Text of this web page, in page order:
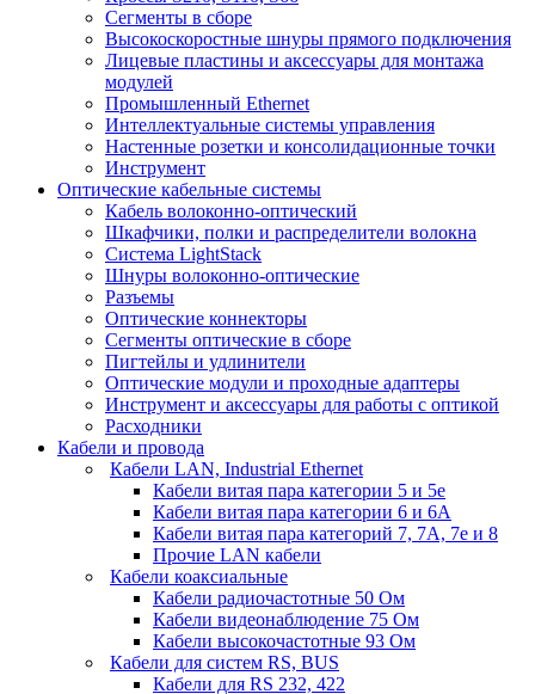
Сегменты в сборе
Высокоскоростные шнуры прямого подключения
Лицевые пластины и аксессуары для монтажа
модулей
Промышленный Ethernet
Интеллектуальные системы управления
Настенные розетки и консолидационные точки
Инструмент
Оптические кабельные системы
Кабель волоконно-оптический
Шкафчики, полки и распределители волокна
Система LightStack
Шнуры волоконно-оптические
Разъемы
Оптические коннекторы
Сегменты оптические в сборе
Пигтейлы и удлинители
Оптические модули и проходные адаптеры
Инструмент и аксессуары для работы с оптикой
Расходники
Кабели и провода
Кабели LAN, Industrial Ethernet
Кабели витая пара категории 5 и 5е
Кабели витая пара категории 6 и 6A
Кабели витая пара категорий 7, 7А, 7е и 8
Прочие LAN кабели
Кабели коаксиальные
Кабели радиочастотные 50 Ом
Кабели видеонаблюдение 75 Ом
Кабели высокочастотные 93 Ом
Кабели для систем RS, BUS
Кабели для RS 232, 422